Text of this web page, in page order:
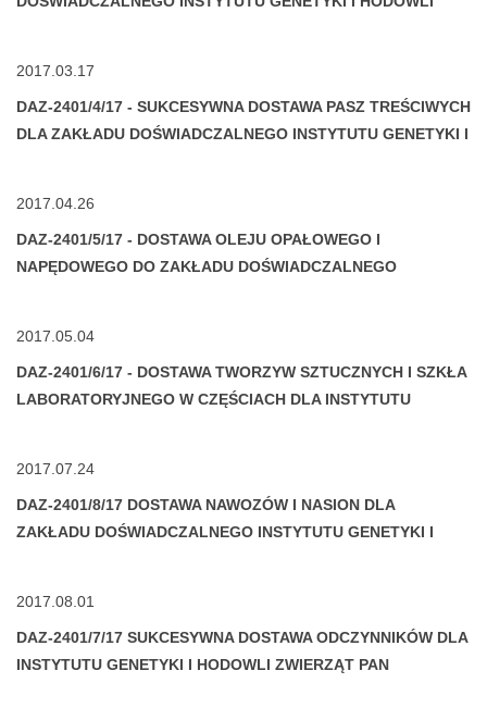
2017.03.17
DAZ-2401/4/17 - SUKCESYWNA DOSTAWA PASZ TREŚCIWYCH
DLA ZAKŁADU DOŚWIADCZALNEGO INSTYTUTU GENETYKI I
2017.04.26
DAZ-2401/5/17 - DOSTAWA OLEJU OPAŁOWEGO I
NAPĘDOWEGO DO ZAKŁADU DOŚWIADCZALNEGO
2017.05.04
DAZ-2401/6/17 - DOSTAWA TWORZYW SZTUCZNYCH I SZKŁA
LABORATORYJNEGO W CZĘŚCIACH DLA INSTYTUTU
2017.07.24
DAZ-2401/8/17 DOSTAWA NAWOZÓW I NASION DLA
ZAKŁADU DOŚWIADCZALNEGO INSTYTUTU GENETYKI I
2017.08.01
DAZ-2401/7/17 SUKCESYWNA DOSTAWA ODCZYNNIKÓW DLA
INSTYTUTU GENETYKI I HODOWLI ZWIERZĄT PAN